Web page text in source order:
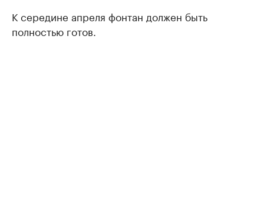
К середине апреля фонтан должен быть
полностью готов.